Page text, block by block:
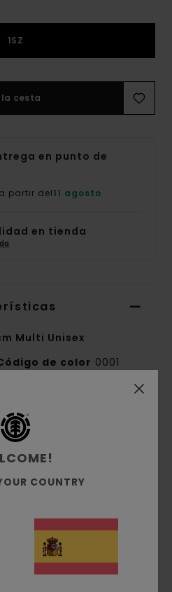
1SZ
cesta
en punto de
partir del11 agosto
en tienda
Multi Unisex
de color 0001
de 8"
85% aluminio 15%
COUNTRY